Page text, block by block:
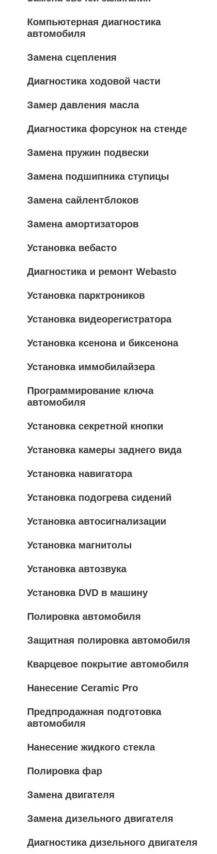
Компьютерная диагностика
автомобиля
Замена сцепления
Диагностика ходовой части
Замер давления масла
Диагностика форсунок на стенде
Замена пружин подвески
Замена подшипника ступицы
Замена сайлентблоков
Замена амортизаторов
Установка вебасто
Диагностика и ремонт Webasto
Установка парктроников
Установка видеорегистратора
Установка ксенона и биксенона
Установка иммобилайзера
Программирование ключа
автомобиля
Установка секретной кнопки
Установка камеры заднего вида
Установка навигатора
Установка подогрева сидений
Установка автосигнализации
Установка магнитолы
Установка автозвука
Установка DVD в машину
Полировка автомобиля
Защитная полировка автомобиля
Кварцевое покрытие автомобиля
Нанесение Ceramic Pro
Предпродажная подготовка
автомобиля
Нанесение жидкого стекла
Полировка фар
Замена двигателя
Замена дизельного двигателя
Диагностика дизельного двигателя